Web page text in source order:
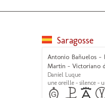
Saragosse
Antonio Bañuelos
Martin - Victoriano
Daniel Luque
une oreille - silence -